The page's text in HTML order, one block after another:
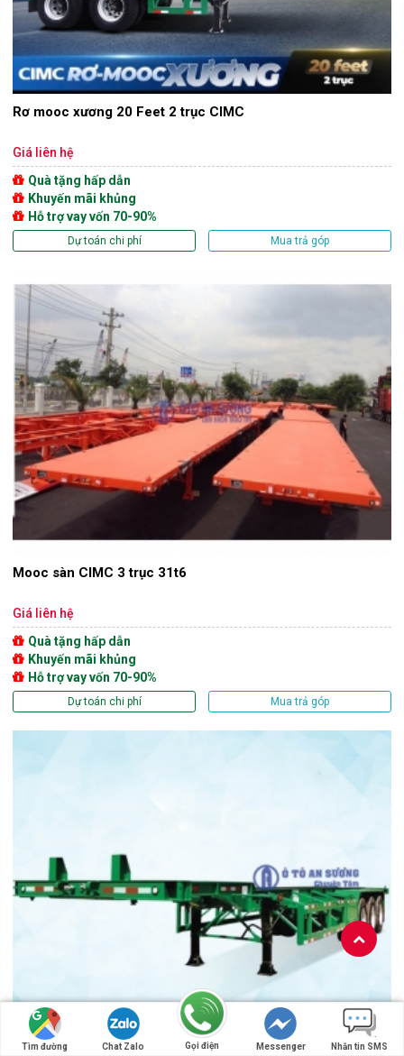
Rơ mooc xương 20 Feet 2 trục CIMC
Giá liên hệ
Quà tặng hấp dẫn
Khuyến mãi khủng
Hỗ trợ vay vốn 70-90%
Dự toán chi phí Mua trả góp
Mooc sàn CIMC 3 trục 31t6
Giá liên hệ
Quà tặng hấp dẫn
Khuyến mãi khủng
Hỗ trợ vay vốn 70-90%
Dự toán chi phí Mua trả góp
RƠ MOOC CỔ CÒ TIANJUN 45 FEET
Tìm đường Chat Zalo Gọi điện Messenger Nhắn tin SMS